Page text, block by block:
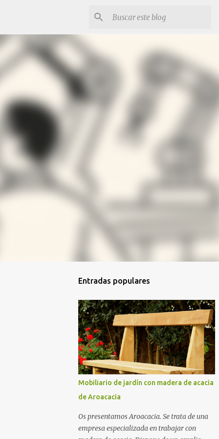
Entradas populares
Mobiliario de jardín con madera de acacia
de Aroacacia
Os presentamos Aroacacia. Se trata de una
empresa especializada en trabajar con